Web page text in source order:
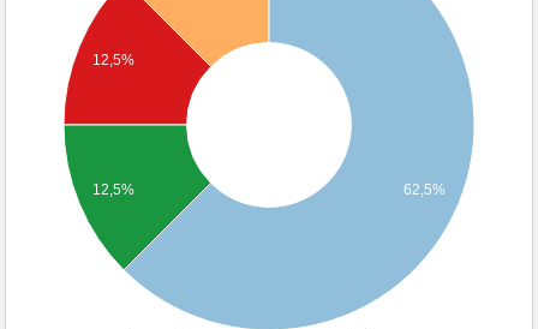
12,5%
12,5% 62,5%